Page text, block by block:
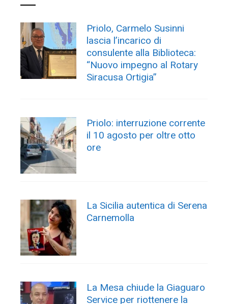
Priolo, Carmelo Susinni
lascia l’incarico di
consulente alla Biblioteca:
“Nuovo impegno al Rotary
Siracusa Ortigia”
Priolo: interruzione corrente
il 10 agosto per oltre otto
ore
La Sicilia autentica di Serena
Carnemolla
La Mesa chiude la Giaguaro
Service per riottenere la